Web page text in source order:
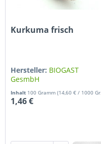
Kurkuma frisch
Hersteller: BIOGAST
GesmbH
Inhalt 100 Gramm(14,60 € / 1000 Gramm)
1,46 €